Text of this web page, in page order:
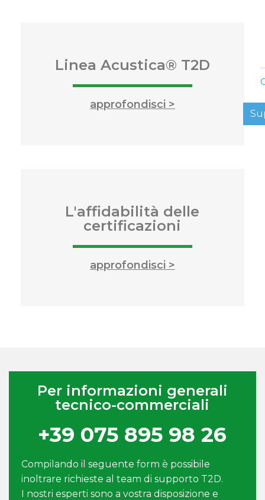
Linea Acustica® T2D​
approfondisci >
L'affidabilità delle
certificazioni
approfondisci >
Per informazioni generali
tecnico-commerciali
+39 075 895 98 26
Compilando il seguente form è possibile
inoltrare richieste al team di supporto T2D.
I nostri esperti sono a vostra disposizione e